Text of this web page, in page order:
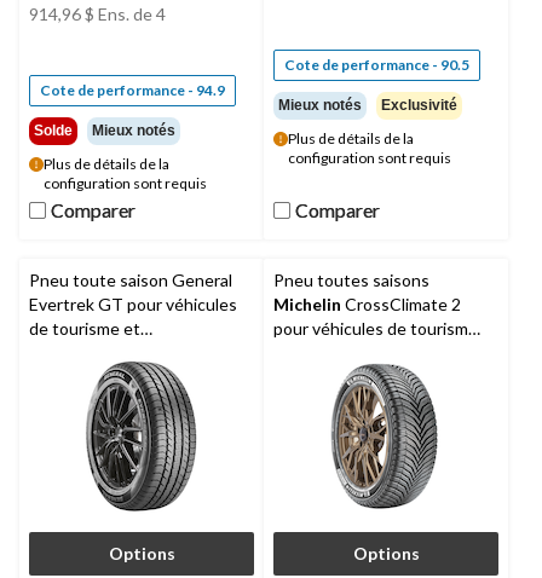
de
304,99 $
914,96 $ Ens. de 4
Cote de performance - 94.9
Solde Mieux notés
Plus de détails de la
configuration sont requis
Comparer
Comparer
Cote de performance - 90.5
Mieux notés Exclusivité
Plus de détails de la
configuration sont requis
Comparer
Comparer
Pneu toute saison General
Evertrek GT pour véhicules
de tourisme et
Options
Pneu toutes saisons
Michelin CrossClimate 2
pour véhicules de tourisme
Options